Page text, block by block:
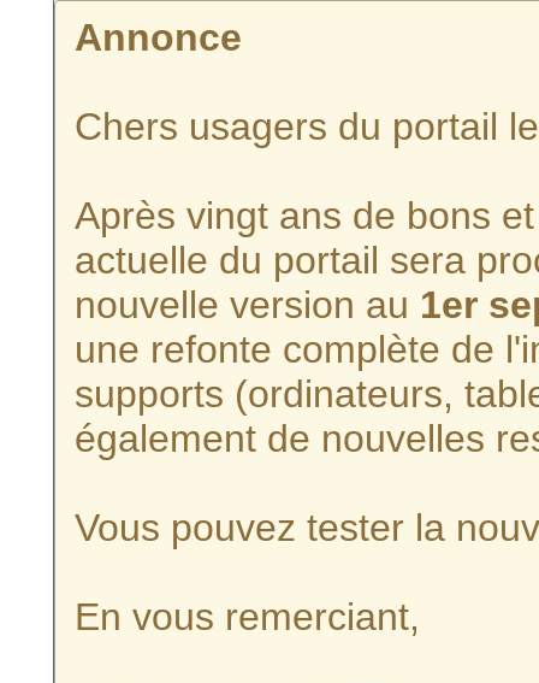
Annonce
Chers usagers du portail
Après vingt ans de bons
actuelle du portail sera
nouvelle version au 1er
une refonte complète de
supports (ordinateurs,
également de nouvelles
Vous pouvez tester la
En vous remerciant,